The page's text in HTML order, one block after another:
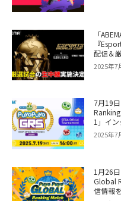
「
『
配信＆
2025年7
7月19
1」イ
2025年7
1月26
Global
信情報